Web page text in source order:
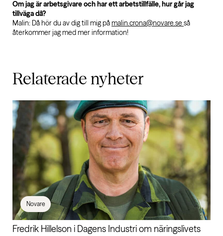
Om jag är arbetsgivare och har ett arbetstillfälle, hur går jag
tillväga då?
Malin: Då hör du av dig till mig påmalin.crona@novare.se så
återkommer jag med mer information!
Relaterade nyheter
Novare
Fredrik Hillelson i Dagens Industri om näringslivets